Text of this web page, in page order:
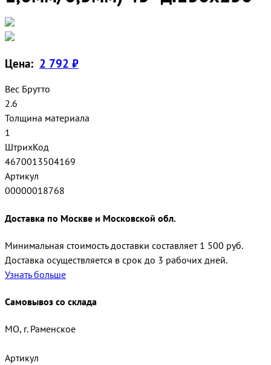
Цена: 2 792 ₽
Вес Брутто
2.6
Толщина материала
1
ШтрихКод
4670013504169
Артикул
00000018768
Доставка по Москве и Московской обл.
Минимальная стоимость доставки составляет 1 500 руб.
Доставка осуществляется в срок до 3 рабочих дней.
Узнать больше
Самовывоз со склада
МО, г. Раменское
Артикул